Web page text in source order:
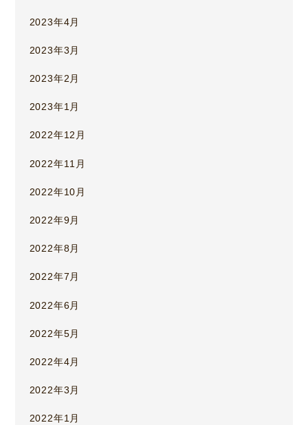
2023年4月
2023年3月
2023年2月
2023年1月
2022年12月
2022年11月
2022年10月
2022年9月
2022年8月
2022年7月
2022年6月
2022年5月
2022年4月
2022年3月
2022年1月